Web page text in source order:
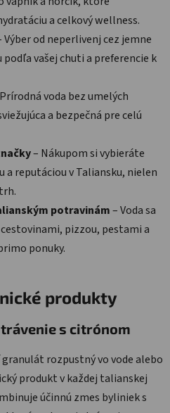
a celkový wellness.
Výber od neperlivenj cez jemne
vašej chuti a preferencie k
voda bez umelých
a bezpečná pre celú
– Nákupom si vybieráte
a reputáciou v Taliansku, nielen
potravinám– Voda sa
pizzou, pestami a
ponuky.
produkty
s citrónom
rozpustný vo vode alebo
produkt v každej talianskej
účinnú zmes byliniek s